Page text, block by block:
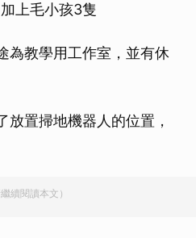
上毛小孩3隻
為教學用工作室，並有休
放置掃地機器人的位置，
續閱讀本文）